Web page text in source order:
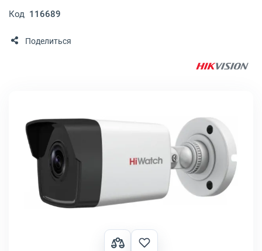
Код 116689
Поделиться